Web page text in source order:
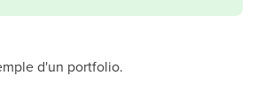
d'un portfolio.